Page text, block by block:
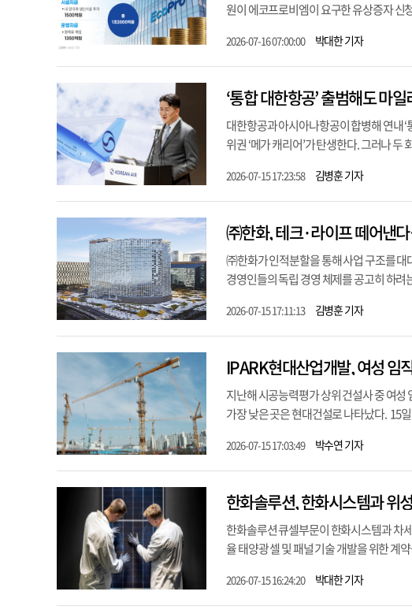
원이 에코프로비엠이 요구한 유상증자 신
2026-07-16 07:00:00 박대한 기자
‘통합 대한항공’ 출범해도 마
대한항공과 아시아나항공이 합병해 연내
위권 ‘메가 캐리어’가 탄생한다. 그러나
2026-07-15 17:23:58 김병훈 기자
㈜한화, 테크·라이프 떼어낸
㈜한화가 인적분할을 통해 사업 구조를
경영인들의 독립 경영 체제를 공고히 하
2026-07-15 17:11:13 김병훈 기자
IPARK현대산업개발, 여성 임
지난해 시공능력평가 상위 건설사 중 여
가장 낮은 곳은 현대건설로 나타났다. 15
2026-07-15 17:03:49 박수연 기자
한화솔루션, 한화시스템과 위
한화솔루션 큐셀부문이 한화시스템과 차
율 태양광 셀 및 패널 기술 개발을 위한 계
2026-07-15 16:24:20 박대한 기자